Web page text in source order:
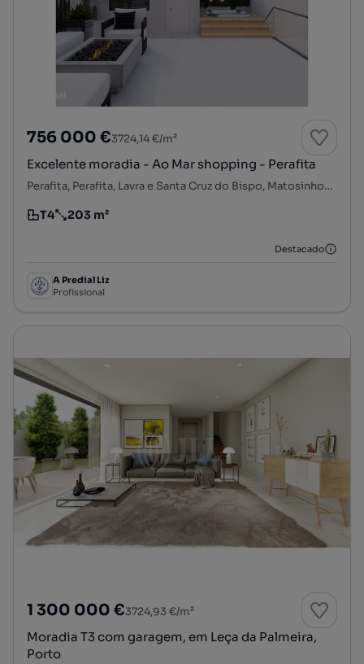
756 000 €3724,14 €/m²
Excelente moradia - Ao Mar shopping - Perafita
Perafita, Perafita, Lavra e Santa Cruz do Bispo, Matosinhos, Porto
Tipologia
T4
Preço por metro quadrado
203 m²
Destacado
A Predial Liz
Profissional
1 300 000 €3724,93 €/m²
Moradia T3 com garagem, em Leça da Palmeira,
Porto